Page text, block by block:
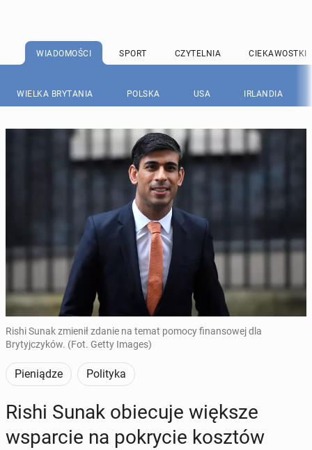
WIADOMOŚCI SPORT CZYTELNIA CIEKAWOSTKI
WIELKA BRYTANIA POLSKA USA IRLANDIA
Rishi Sunak zmienił zdanie na temat pomocy finansowej dla
Brytyjczyków. (Fot. Getty Images)
Pieniądze Polityka
Rishi Sunak obie­cu­je większe
wspar­cie na po­kry­cie kosztów